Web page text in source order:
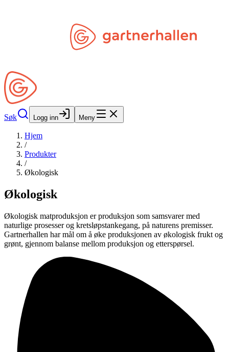
Søk
Åpne Min Side
Logg inn
Meny
Hjem
/
Produkter
/
Økologisk
Økologisk
Økologisk matproduksjon er produksjon som samsvarer med
naturlige prosesser og kretsløpstankegang, på naturens premisser.
Gartnerhallen har mål om å øke produksjonen av økologisk frukt og
grønt, gjennom balanse mellom produksjon og etterspørsel.